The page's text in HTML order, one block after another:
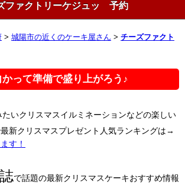
ファクトリーケジュッ 予約
> 城陽市の近くのケーキ屋さん > チーズファクト
って準備で盛り上がろう♪
たいクリスマスイルミネーションなどの楽しい
新クリスマスプレゼント人気ランキングは→
す！
で話題の最新クリスマスケーキおすすめ情報